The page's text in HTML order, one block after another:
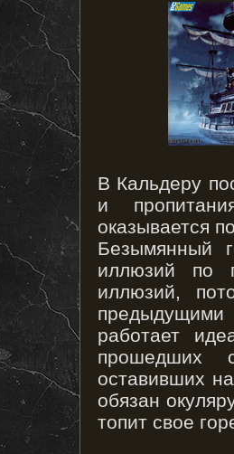
В Кальдеру
и
оказывается
Безымянный
иллюзий по
иллюзий,
работает
прошедших
оставивших
обязан
топит свое